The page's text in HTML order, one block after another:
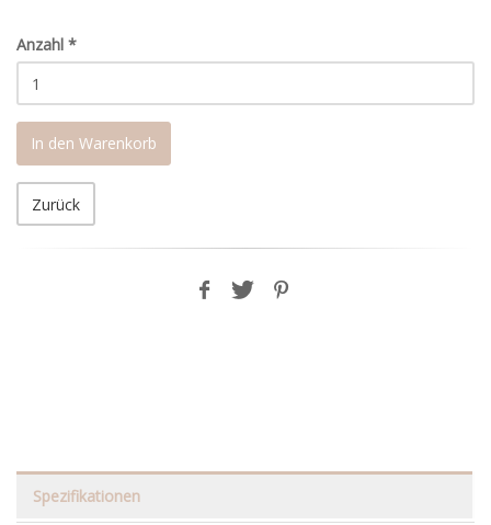
Anzahl *
In den Warenkorb
Zurück
Spezifikationen